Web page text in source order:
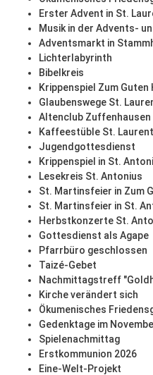
Erster Advent in St.
Musik in der Advents-
Adventsmarkt in
Lichterlabyrinth
Bibelkreis
Krippenspiel Zum Guten
Glaubenswege St.
Altenclub Zuffenhausen
Kaffeestüble St.
Jugendgottesdienst
Krippenspiel in St.
Lesekreis St. Antonius
St. Martinsfeier in Zum
St. Martinsfeier in St.
Herbstkonzerte St.
Gottesdienst als Agape
Pfarrbüro geschlossen
Taizé-Gebet
Nachmittagstreff
Kirche verändert sich
Ökumenisches
Gedenktage im
Spielenachmittag
Erstkommunion 2026
Eine-Welt-Projekt